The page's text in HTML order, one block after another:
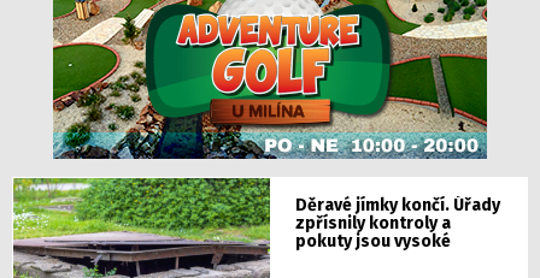
Děravé jímky končí. Úřady
zpřísnily kontroly a
pokuty jsou vysoké